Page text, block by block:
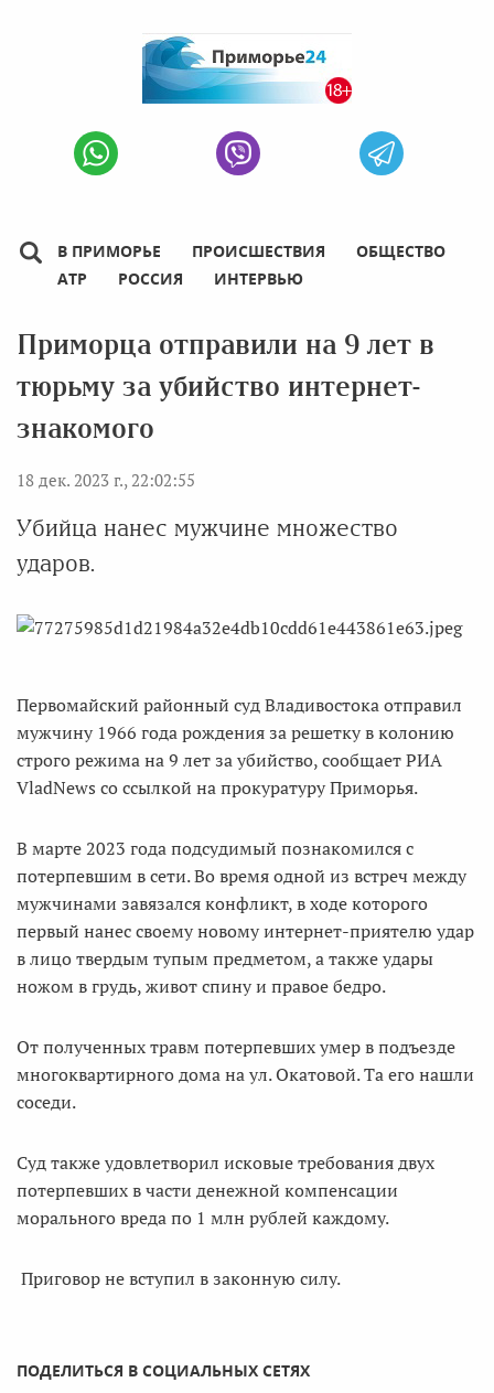
В ПРИМОРЬЕ ПРОИСШЕСТВИЯ
ОБЩЕСТВО
АТР
РОССИЯ ИНТЕРВЬЮ
Приморца отправили на 9 лет в
тюрьму за убийство интернет-
знакомого
18 дек. 2023 г., 22:02:55
Убийца нанес мужчине множество
ударов.
Первомайский районный суд Владивостока отправил
мужчину 1966 года рождения за решетку в колонию
строго режима на 9 лет за убийство, сообщает РИА
VladNews со ссылкой на прокуратуру Приморья.
В марте 2023 года подсудимый познакомился с
потерпевшим в сети. Во время одной из встреч между
мужчинами завязался конфликт, в ходе которого
первый нанес своему новому интернет-приятелю удар
в лицо твердым тупым предметом, а также удары
ножом в грудь, живот спину и правое бедро.
От полученных травм потерпевших умер в подъезде
многоквартирного дома на ул. Окатовой. Та его нашли
соседи.
Суд также удовлетворил исковые требования двух
потерпевших в части денежной компенсации
морального вреда по 1 млн рублей каждому.
Приговор не вступил в законную силу.
ПОДЕЛИТЬСЯ В СОЦИАЛЬНЫХ СЕТЯХ